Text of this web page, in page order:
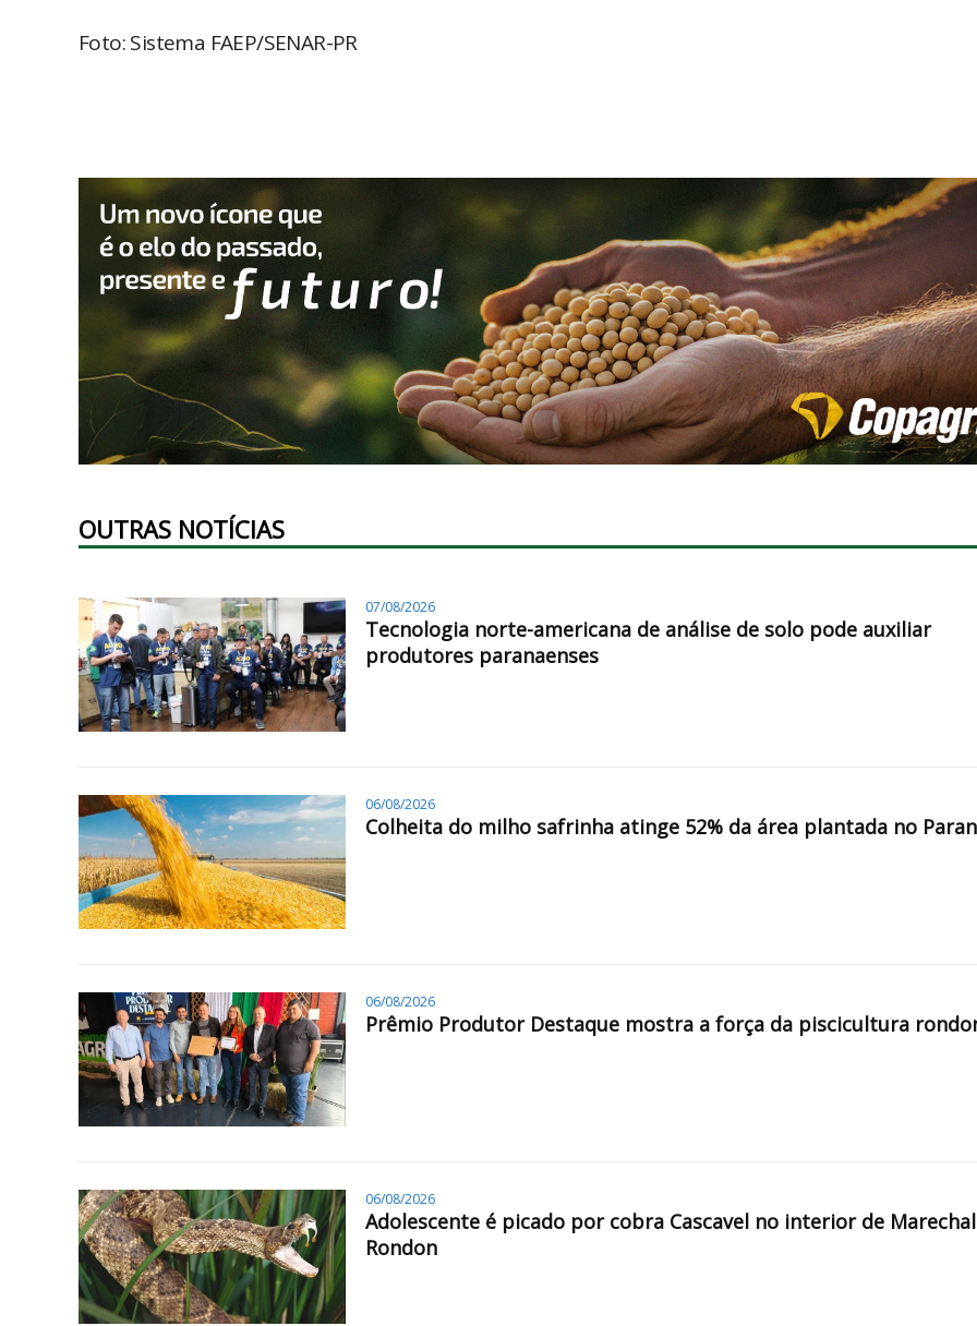
Foto: Sistema FAEP/SENAR-PR
OUTRAS NOTÍCIAS
07/08/2026
Tecnologia norte-americana de análise de solo pode auxiliar
produtores paranaenses
06/08/2026
Colheita do milho safrinha atinge 52% da área plantada no
06/08/2026
Prêmio Produtor Destaque mostra a força da piscicultura
06/08/2026
Adolescente é picado por cobra Cascavel no interior de Marechal
Rondon